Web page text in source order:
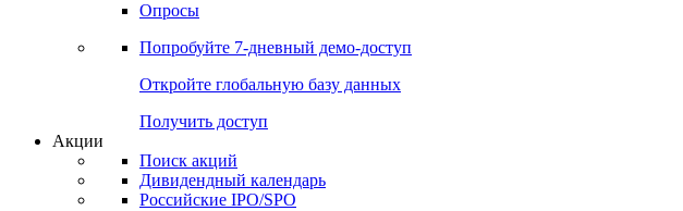
Опросы
Попробуйте 7-дневный демо-доступ
Откройте глобальную базу данных
Получить доступ
Акции
Поиск акций
Дивидендный календарь
Российские IPO/SPO